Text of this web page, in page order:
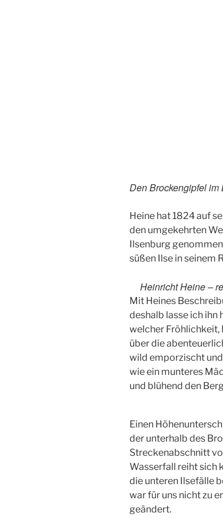
Den Brockengipfel im
Heine hat 1824 auf
den umgekehrten
Ilsenburg
süßen Ilse in seinem
Heinricht Heine –
Mit Heines
deshalb lasse ich ihn
welcher Fröhlichkeit,
über die
wild emporzischt
wie ein munteres
und blühend den
Einen
der unterhalb des
Streckenabschnitt
Wasserfall reiht sich
die unteren Ilsefälle
war für uns nicht zu
geändert.